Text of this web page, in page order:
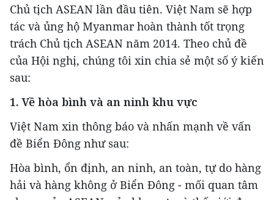
Chủ tịch ASEAN lần đầu tiên. Việt Nam sẽ hợp
tác và ủng hộ Myanmar hoàn thành tốt trọng
trách Chủ tịch ASEAN năm 2014. Theo chủ đề
của Hội nghị, chúng tôi xin chia sẻ một số ý kiến
sau:
1. Về hòa bình và an ninh khu vực
Việt Nam xin thông báo và nhấn mạnh về vấn
đề Biển Đông như sau:
Hòa bình, ổn định, an ninh, an toàn, tự do hàng
hải và hàng không ở Biển Đông - mối quan tâm